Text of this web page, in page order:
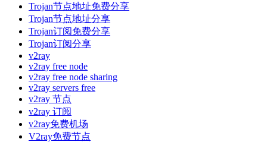
Trojan节点地址免费分享
Trojan节点地址分享
Trojan订阅免费分享
Trojan订阅分享
v2ray
v2ray free node
v2ray free node sharing
v2ray servers free
v2ray 节点
v2ray 订阅
v2ray免费机场
V2ray免费节点